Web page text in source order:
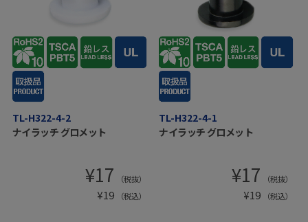
TL-H322-4-2
ナイラッチ グロメット
¥17 （税抜）
¥19 （税込）
TL-H322-4-1
ナイラッチ グロメット
¥17 （税抜）
¥19 （税込）